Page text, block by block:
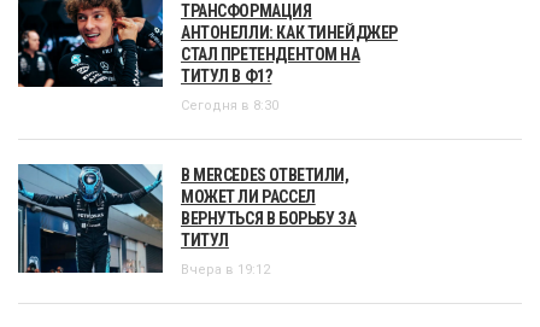
ТРАНСФОРМАЦИЯ
АНТОНЕЛЛИ: КАК ТИНЕЙДЖЕР
СТАЛ ПРЕТЕНДЕНТОМ НА
ТИТУЛ В Ф1?
Сегодня в 8:30
В MERCEDES ОТВЕТИЛИ,
МОЖЕТ ЛИ РАССЕЛ
ВЕРНУТЬСЯ В БОРЬБУ ЗА
ТИТУЛ
Вчера в 19:12